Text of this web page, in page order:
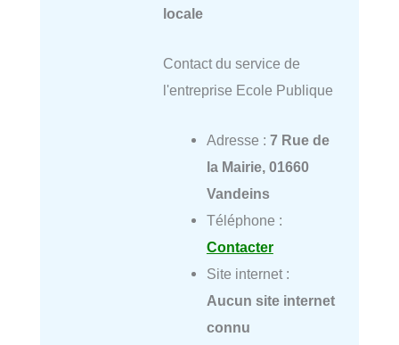
locale
Contact du service de
l'entreprise Ecole Publique
Adresse : 7 Rue de
la Mairie, 01660
Vandeins
Téléphone :
Contacter
Site internet :
Aucun site internet
connu